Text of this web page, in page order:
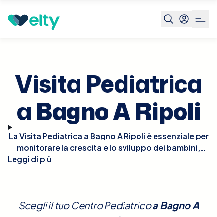
Prenota visita Bagno A Ripoli
Visita Pediatrica
a Bagno A Ripoli
La Visita Pediatrica a Bagno A Ripoli è essenziale per
monitorare la crescita e lo sviluppo dei bambini,
nonché per la prevenzione e il trattamento di
neurologico e comportamentale, e del benessere
Leggi di più
Scegli il tuo Centro Pediatricoa Bagno A